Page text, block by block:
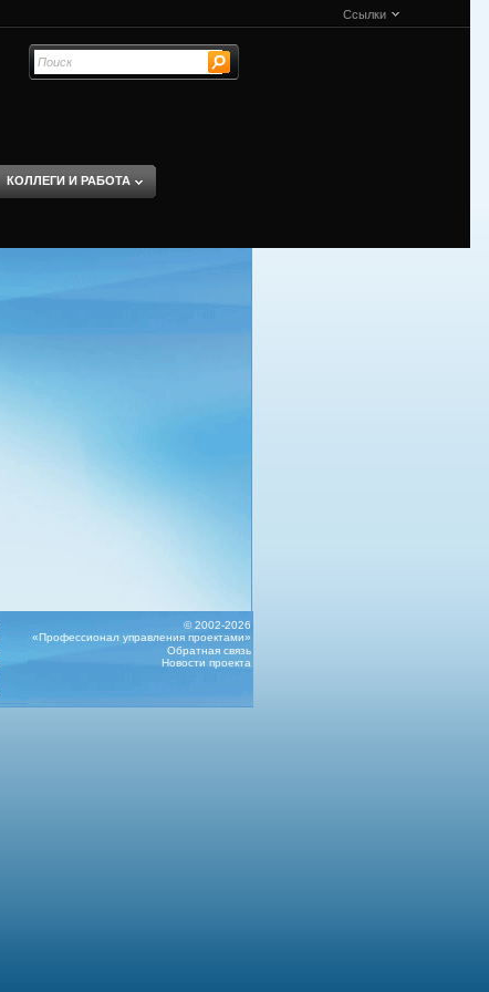
Ссылки
КОЛЛЕГИ И РАБОТА
© 2002-2026
«Профессионал управления проектами»
Обратная связь
Новости проекта